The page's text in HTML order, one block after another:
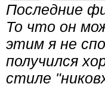
Последние
То что он
этим я не
получился
стиле